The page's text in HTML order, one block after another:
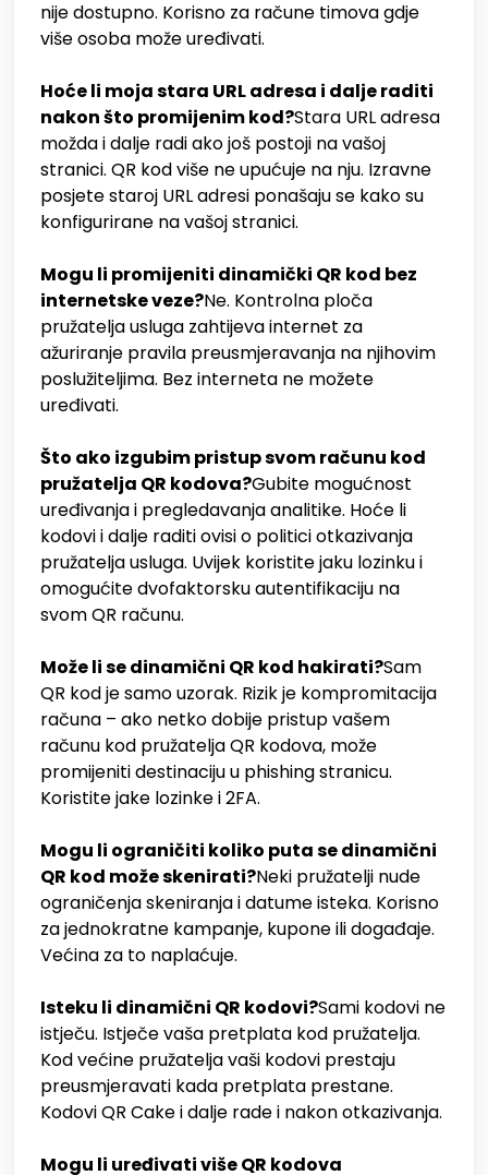
nije dostupno. Korisno za račune timova gdje
više osoba može uređivati.
Hoće li moja stara URL adresa i dalje raditi
nakon što promijenim kod?Stara URL adresa
možda i dalje radi ako još postoji na vašoj
stranici. QR kod više ne upućuje na nju. Izravne
posjete staroj URL adresi ponašaju se kako su
konfigurirane na vašoj stranici.
Mogu li promijeniti dinamički QR kod bez
internetske veze?Ne. Kontrolna ploča
pružatelja usluga zahtijeva internet za
ažuriranje pravila preusmjeravanja na njihovim
poslužiteljima. Bez interneta ne možete
uređivati.
Što ako izgubim pristup svom računu kod
pružatelja QR kodova?Gubite mogućnost
uređivanja i pregledavanja analitike. Hoće li
kodovi i dalje raditi ovisi o politici otkazivanja
pružatelja usluga. Uvijek koristite jaku lozinku i
omogućite dvofaktorsku autentifikaciju na
svom QR računu.
Može li se dinamični QR kod hakirati?Sam
QR kod je samo uzorak. Rizik je kompromitacija
računa – ako netko dobije pristup vašem
računu kod pružatelja QR kodova, može
promijeniti destinaciju u phishing stranicu.
Koristite jake lozinke i 2FA.
Mogu li ograničiti koliko puta se dinamični
QR kod može skenirati?Neki pružatelji nude
ograničenja skeniranja i datume isteka. Korisno
za jednokratne kampanje, kupone ili događaje.
Većina za to naplaćuje.
Isteku li dinamični QR kodovi?Sami kodovi ne
istječu. Istječe vaša pretplata kod pružatelja.
Kod većine pružatelja vaši kodovi prestaju
preusmjeravati kada pretplata prestane.
Kodovi QR Cake i dalje rade i nakon otkazivanja.
Mogu li uređivati više QR kodova